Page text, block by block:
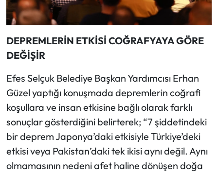
DEPREMLERİN ETKİSİ COĞRAFYAYA GÖRE
DEĞİŞİR
Efes Selçuk Belediye Başkan Yardımcısı Erhan
Güzel yaptığı konuşmada depremlerin coğrafi
koşullara ve insan etkisine bağlı olarak farklı
sonuçlar gösterdiğini belirterek; “7 şiddetindeki
bir deprem Japonya’daki etkisiyle Türkiye’deki
etkisi veya Pakistan’daki tek ikisi aynı değil. Aynı
olmamasının nedeni afet haline dönüşen doğa